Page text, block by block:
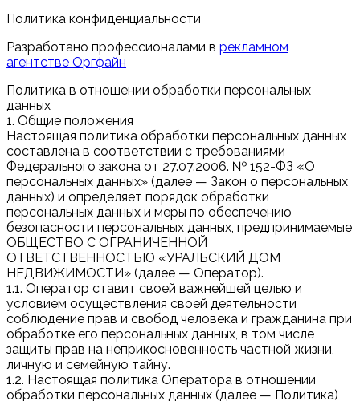
Политика конфиденциальности
Разработано профессионалами в рекламном
агентстве Оргфайн
Политика в отношении обработки персональных
данных
1. Общие положения
Настоящая политика обработки персональных данных
составлена в соответствии с требованиями
Федерального закона от 27.07.2006. № 152-ФЗ «О
персональных данных» (далее — Закон о персональных
данных) и определяет порядок обработки
персональных данных и меры по обеспечению
безопасности персональных данных, предпринимаемые
ОБЩЕСТВО С ОГРАНИЧЕННОЙ
ОТВЕТСТВЕННОСТЬЮ «УРАЛЬСКИЙ ДОМ
НЕДВИЖИМОСТИ» (далее — Оператор).
1.1. Оператор ставит своей важнейшей целью и
условием осуществления своей деятельности
соблюдение прав и свобод человека и гражданина при
обработке его персональных данных, в том числе
защиты прав на неприкосновенность частной жизни,
личную и семейную тайну.
1.2. Настоящая политика Оператора в отношении
обработки персональных данных (далее — Политика)